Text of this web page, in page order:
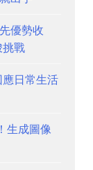
優勢收
戰
日常生活
生成圖像